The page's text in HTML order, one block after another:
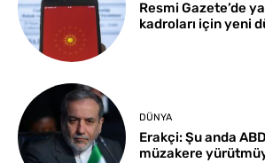
Resmi Gazete’de
kadroları için yeni
DÜNYA
Erakçi: Şu anda
müzakere